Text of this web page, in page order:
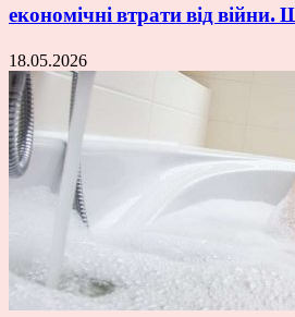
економічні втрати від війни.
18.05.2026